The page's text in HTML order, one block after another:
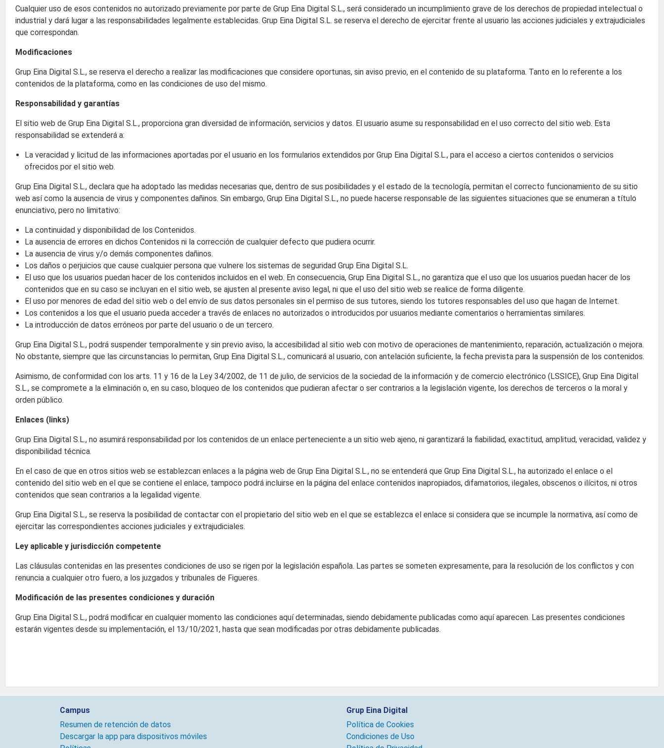
Cualquier uso de esos contenidos no autorizado previamente por parte de Grup Eina Digital S.L., será considerado un incumplimiento grave de los derechos de propiedad intelectual o
industrial y dará lugar a las responsabilidades legalmente establecidas. Grup Eina Digital S.L. se reserva el derecho de ejercitar frente al usuario las acciones judiciales y extrajudiciales
que correspondan.
Modificaciones
Grup Eina Digital S.L., se reserva el derecho a realizar las modificaciones que considere oportunas, sin aviso previo, en el contenido de su plataforma. Tanto en lo referente a los
contenidos de la plataforma, como en las condiciones de uso del mismo.
Responsabilidad y garantías
El sitio web de Grup Eina Digital S.L., proporciona gran diversidad de información, servicios y datos. El usuario asume su responsabilidad en el uso correcto del sitio web. Esta
responsabilidad se extenderá a:
La veracidad y licitud de las informaciones aportadas por el usuario en los formularios extendidos por Grup Eina Digital S.L., para el acceso a ciertos contenidos o servicios
ofrecidos por el sitio web.
Grup Eina Digital S.L., declara que ha adoptado las medidas necesarias que, dentro de sus posibilidades y el estado de la tecnología, permitan el correcto funcionamiento de su sitio
web así como la ausencia de virus y componentes dañinos. Sin embargo, Grup Eina Digital S.L., no puede hacerse responsable de las siguientes situaciones que se enumeran a título
enunciativo, pero no limitativo:
La continuidad y disponibilidad de los Contenidos.
La ausencia de errores en dichos Contenidos ni la corrección de cualquier defecto que pudiera ocurrir.
La ausencia de virus y/o demás componentes dañinos.
Los daños o perjuicios que cause cualquier persona que vulnere los sistemas de seguridad Grup Eina Digital S.L.
El uso que los usuarios puedan hacer de los contenidos incluidos en el web. En consecuencia, Grup Eina Digital S.L., no garantiza que el uso que los usuarios puedan hacer de los
contenidos que en su caso se incluyan en el sitio web, se ajusten al presente aviso legal, ni que el uso del sitio web se realice de forma diligente.
El uso por menores de edad del sitio web o del envío de sus datos personales sin el permiso de sus tutores, siendo los tutores responsables del uso que hagan de Internet.
Los contenidos a los que el usuario pueda acceder a través de enlaces no autorizados o introducidos por usuarios mediante comentarios o herramientas similares.
La introducción de datos erróneos por parte del usuario o de un tercero.
Grup Eina Digital S.L., podrá suspender temporalmente y sin previo aviso, la accesibilidad al sitio web con motivo de operaciones de mantenimiento, reparación, actualización o mejora.
No obstante, siempre que las circunstancias lo permitan, Grup Eina Digital S.L., comunicará al usuario, con antelación suficiente, la fecha prevista para la suspensión de los contenidos.
Asimismo, de conformidad con los arts. 11 y 16 de la Ley 34/2002, de 11 de julio, de servicios de la sociedad de la información y de comercio electrónico (LSSICE), Grup Eina Digital
S.L., se compromete a la eliminación o, en su caso, bloqueo de los contenidos que pudieran afectar o ser contrarios a la legislación vigente, los derechos de terceros o la moral y
orden público.
Enlaces (links)
Grup Eina Digital S.L., no asumirá responsabilidad por los contenidos de un enlace perteneciente a un sitio web ajeno, ni garantizará la fiabilidad, exactitud, amplitud, veracidad, validez y
disponibilidad técnica.
En el caso de que en otros sitios web se establezcan enlaces a la página web de Grup Eina Digital S.L., no se entenderá que Grup Eina Digital S.L., ha autorizado el enlace o el
contenido del sitio web en el que se contiene el enlace, tampoco podrá incluirse en la página del enlace contenidos inapropiados, difamatorios, ilegales, obscenos o ilícitos, ni otros
contenidos que sean contrarios a la legalidad vigente.
Grup Eina Digital S.L., se reserva la posibilidad de contactar con el propietario del sitio web en el que se establezca el enlace si considera que se incumple la normativa, así como de
ejercitar las correspondientes acciones judiciales y extrajudiciales.
Ley aplicable y jurisdicción competente
Las cláusulas contenidas en las presentes condiciones de uso se rigen por la legislación española. Las partes se someten expresamente, para la resolución de los conflictos y con
renuncia a cualquier otro fuero, a los juzgados y tribunales de Figueres.
Modificación de las presentes condiciones y duración
Grup Eina Digital S.L., podrá modificar en cualquier momento las condiciones aquí determinadas, siendo debidamente publicadas como aquí aparecen. Las presentes condiciones
estarán vigentes desde su implementación, el 13/10/2021, hasta que sean modificadas por otras debidamente publicadas.
Campus
Resumen de retención de datos
Descargar la app para dispositivos móviles
Grup Eina Digital
Política de Cookies
Condiciones de Uso